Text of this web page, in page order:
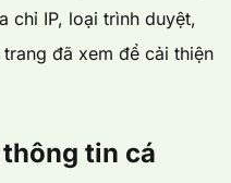
chỉ IP, loại trình duyệt,
đã xem để cải thiện
tin cá